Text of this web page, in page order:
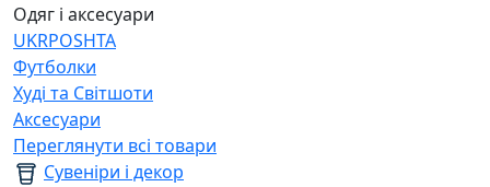
Одяг і аксесуари
UKRPOSHTA
Футболки
Худі та Світшоти
Аксесуари
Переглянути всі товари
Сувеніри і декор